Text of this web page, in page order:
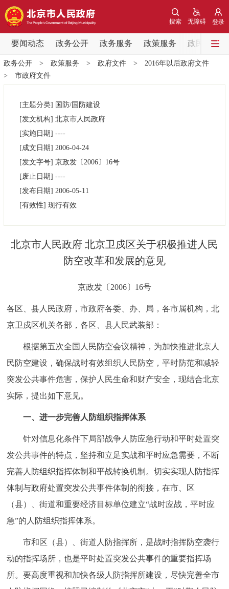
登录
无障碍
搜索
要闻动态 政务公开 政务服务 政策服务 政民互动
要闻动态
党中央精神 国务院信息 中央部委动态
各区热点
市领导
决策公开 专题公开
便民服务 利企服务
政民互动
参与调查 在线访谈 图说互动
北京概况 十六区概览 人文北京
绿色北京
多语种
ENGLISH 한국어 日本語
政务公开> 政策服务 > 政府文件> 2016年以后政府文件
> 市政府文件
[主题分类] 国防/国防建设
[发文机构] 北京市人民政府
[实施日期] ----
[成文日期] 2006-04-24
[发文字号] 京政发〔2006〕 16号
[废止日期] ----
[发布日期] 2006-05-11
[有效性] 现行有效
北京市人民政府 北京卫戍区关于积极推进人民
防空改革和发展的意见
京政发〔2006〕16号
各区、县人民政府，市政府各委、办、局，各市属机构，北
京卫戍区机关各部，各区、县人民武装部：
根据第五次全国人民防空会议精神，为加快推进北京人
民防空建设，确保战时有效组织人民防空，平时防范和减轻
突发公共事件危害，保护人民生命和财产安全，现结合北京
实际，提出如下意见。
一、进一步完善人防组织指挥体系
针对信息化条件下局部战争人防应急行动和平时处置突
发公共事件的特点，坚持和立足实战和平时应急需要，不断
完善人防组织指挥体制和平战转换机制。切实实现人防指挥
体制与政府处置突发公共事件体制的衔接，在市、区
（县）、街道和重要经济目标单位建立“战时应战，平时应
急”的人防组织指挥体系。
市和区（县）、街道人防指挥所，是战时指挥防空袭行
动的指挥场所，也是平时处置突发公共事件的重要指挥场
所。要高度重视和加快各级人防指挥所建设，尽快完善全市